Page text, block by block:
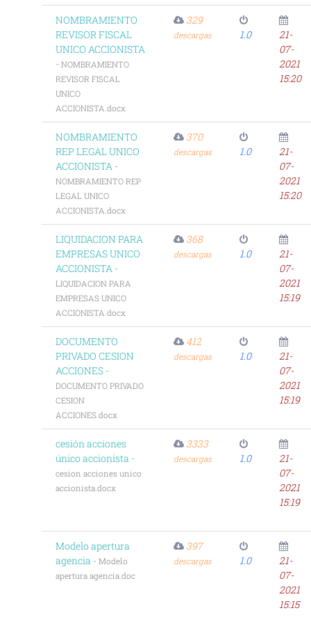
NOMBRAMIENTO
REVISOR FISCAL
UNICO ACCIONISTA
- NOMBRAMIENTO
REVISOR FISCAL
UNICO
ACCIONISTA.docx
329
descargas 1.0
21-
07-
2021
15:20
NOMBRAMIENTO
REP LEGAL UNICO
ACCIONISTA -
NOMBRAMIENTO REP
LEGAL UNICO
ACCIONISTA.docx
370
descargas 1.0
21-
07-
2021
15:20
LIQUIDACION PARA
EMPRESAS UNICO
ACCIONISTA -
LIQUIDACION PARA
EMPRESAS UNICO
ACCIONISTA.docx
368
descargas 1.0
21-
07-
2021
15:19
DOCUMENTO
PRIVADO CESION
ACCIONES -
DOCUMENTO PRIVADO
CESION
ACCIONES.docx
412
descargas 1.0
21-
07-
2021
15:19
cesión acciones
único accionista -
cesion acciones unico
accionista.docx
3333
descargas 1.0
21-
07-
2021
15:19
Modelo apertura
agencia - Modelo
apertura agencia.doc
397
descargas 1.0
21-
07-
2021
15:15